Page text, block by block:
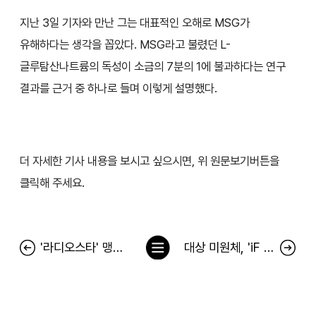
지난 3일 기자와 만난 그는 대표적인 오해로 MSG가
유해하다는 생각을 꼽았다. MSG라고 불렸던 L-
글루탐산나트륨의 독성이 소금의 7분의 1에 불과하다는 연구
결과를 근거 중 하나로 들며 이렇게 설명했다.
더 자세한 기사 내용을 보시고 싶으시면, 위 원문보기버튼을
클릭해 주세요.
'라디오스타' 맹기용, 맛있는 재료로 MSG 꼽아… 대상 미원체, 'iF 디자인 어워드 2023' 커뮤니케이션 부문 수상
목